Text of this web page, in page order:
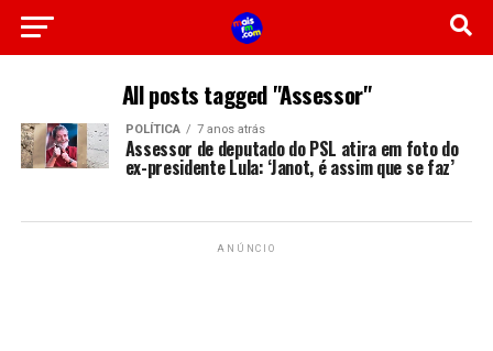
All posts tagged "Assessor"
POLÍTICA 7 anos atrás
Assessor de deputado do PSL atira em foto do
ex-presidente Lula: ‘Janot, é assim que se faz’
ANÚNCIO